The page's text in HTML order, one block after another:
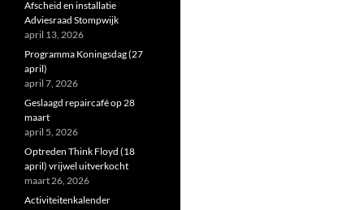
Afscheid en installatie
Adviesraad Stompwijk
april 13, 2026
Programma Koningsdag (27
april)
april 7, 2026
Geslaagd repaircafé op 28
maart
april 5, 2026
Optreden Think Floyd (18
april) vrijwel uitverkocht
maart 26, 2026
Activiteitenkalender